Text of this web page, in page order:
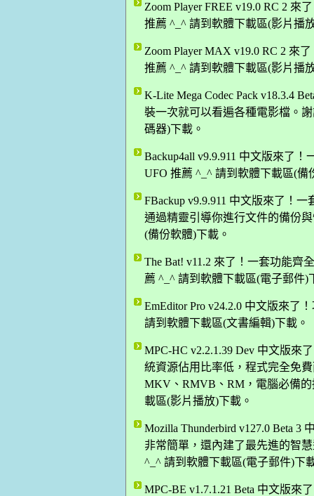
Zoom Player FREE v19.0 RC 2
推薦 ^_^ 請到軟體下載區(影片播
Zoom Player MAX v19.0 RC 2 來
推薦 ^_^ 請到軟體下載區(影片播
K-Lite Mega Codec Pack v18.3.4
裝一次就可以看遍各種電影檔。
碼器)下載。
Backup4all v9.9.911 中文版來了
UFO 推薦 ^_^ 請到軟體下載區(備
FBackup v9.9.911 中文版來了！
通過精靈引導你進行文件的備份
(備份軟體)下載。
The Bat! v11.2 來了！一套功能齊
薦 ^_^ 請到軟體下載區(電子郵件)
EmEditor Pro v24.2.0 中文版來了
請到軟體下載區(文書編輯)下載。
MPC-HC v2.2.1.39 Dev 中文版來
統資源佔用比率低，程式完全免
MKV、RMVB、RM，電腦必備
載區(影片播放)下載。
Mozilla Thunderbird v127.0 Beta
非常簡單，還內建了最先進的智
^_^ 請到軟體下載區(電子郵件)下
MPC-BE v1.7.1.21 Beta 中文版來